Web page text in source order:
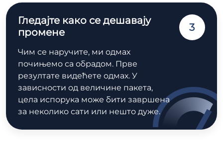
Гледајте како се дешавају
промене
Чим се наручите, ми одмах
почињемо са обрадом. Прве
резултате видећете одмах. У
зависности од величине пакета,
цела испорука може бити завршена
за неколико сати или нешто дуже.
3